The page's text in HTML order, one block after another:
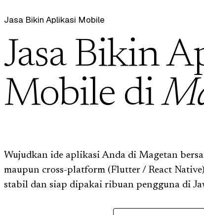
Jasa Bikin Aplikasi Mobile
Jasa Bikin
Mobile di
Wujudkan ide aplikasi Anda di Magetan
maupun cross-platform (Flutter / React
stabil dan siap dipakai ribuan pengguna di